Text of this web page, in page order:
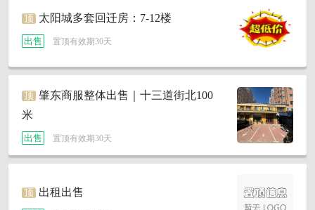
顶 太阳城多套回迁房：7-12楼
出售 置顶有效期30天
顶 肇东商服整体出售｜十三道街北100
米
出售 置顶有效期30天
顶 出租出售